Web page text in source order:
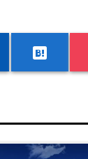
hatenabookmark